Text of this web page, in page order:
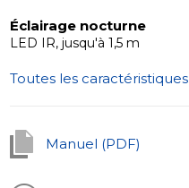
Éclairage nocturne
LED IR, jusqu'à 1,5 m
Toutes les caractéristiques
Manuel (PDF)